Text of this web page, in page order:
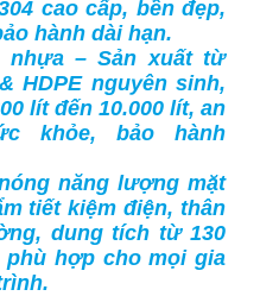
cao cấp, bền đẹp,
hành dài hạn.
nhựa – Sản xuất từ
HDPE nguyên sinh,
lít đến 10.000 lít, an
khỏe, bảo hành
năng lượng mặt
tiết kiệm điện, thân
dung tích từ 130
hợp cho mọi gia